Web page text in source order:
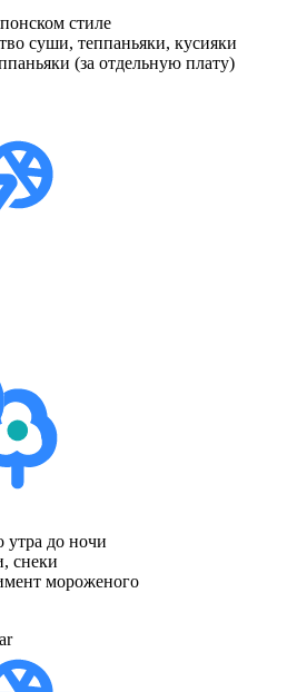
стиле
суши, теппаньяки, кусияки
(за отдельную плату)
утра до ночи
снеки
мороженого